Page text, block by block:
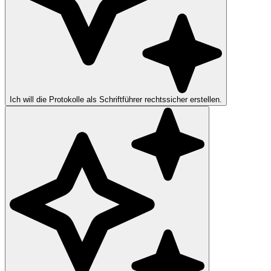
Ich will die Protokolle als Schriftführer rechtssicher erstellen.